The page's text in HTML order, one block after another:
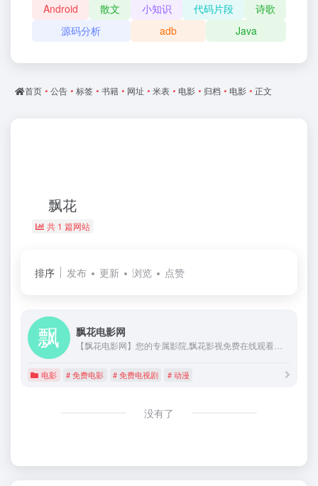
Android 散文 小知识 代码片段
诗歌
源码分析
adb Java
首页 • 公告 • 标签 • 书籍 • 网址 • 米表 • 电影 • 归档 • 电影 • 正文
飘花
共 1 篇网站
排序 发布 更新 浏览 点赞
飘花电影网
电影 # 免费电影 # 免费电视剧 # 动漫
没有了